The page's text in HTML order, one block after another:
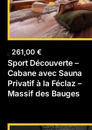
261,00 €
Sport Découverte –
Cabane avec Sauna
Privatif à la Féclaz –
Massif des Bauges